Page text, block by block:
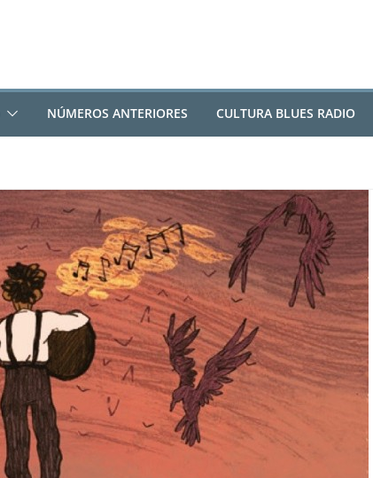
NÚMEROS ANTERIORES CULTURA BLUES RADIO